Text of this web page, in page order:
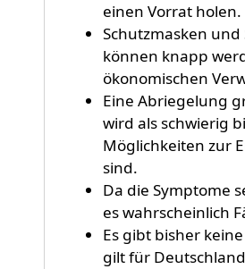
einen Vorrat holen.
Schutzmasken
können knapp
ökonomischen
Eine Abriegelung
wird als schwierig
Möglichkeiten zur
sind.
Da die Symptome
es wahrscheinlich
Es gibt bisher
gilt für